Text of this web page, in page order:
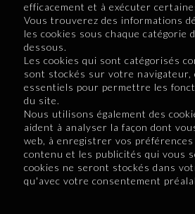
efficacement et à exécuter
Vous trouverez des informations
les cookies sous chaque catégorie
dessous.
Les cookies qui sont catégorisés
sont stockés sur votre navigateur,
essentiels pour permettre les
du site.
Nous utilisons également des
aident à analyser la façon dont
web, à enregistrer vos
contenu et les publicités qui vous
cookies ne seront stockés dans
qu'avec votre consentement
Retour au numéro 15